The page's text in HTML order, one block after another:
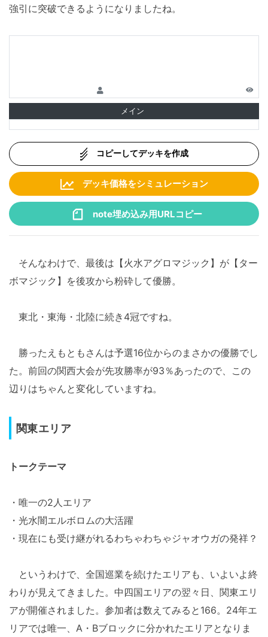
強引に突破できるようになりましたね。
メイン
コピーしてデッキを作成
デッキ価格をシミュレーション
note埋め込み用URLコピー
そんなわけで、最後は【火水アグロマジック】が【ター
ボマジック】を後攻から粉砕して優勝。
東北・東海・北陸に続き4冠ですね。
勝ったえもともさんは予選16位からのまさかの優勝でし
た。前回の関西大会が先攻勝率が93％あったので、この
辺りはちゃんと変化していますね。
関東エリア
トークテーマ
・唯一の2人エリア
・光水闇エルボロムの大活躍
・現在にも受け継がれるわちゃわちゃジャオウガの発祥？
というわけで、全国巡業を続けたエリアも、いよいよ終
わりが見えてきました。中四国エリアの翌々日、関東エリ
アが開催されました。参加者は数えてみると166。24年エ
リアでは唯一、A・Bブロックに分かれたエリアとなりま